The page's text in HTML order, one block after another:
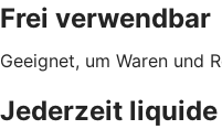
Frei verwendbar
Geeignet, um Waren und
Jederzeit liquide